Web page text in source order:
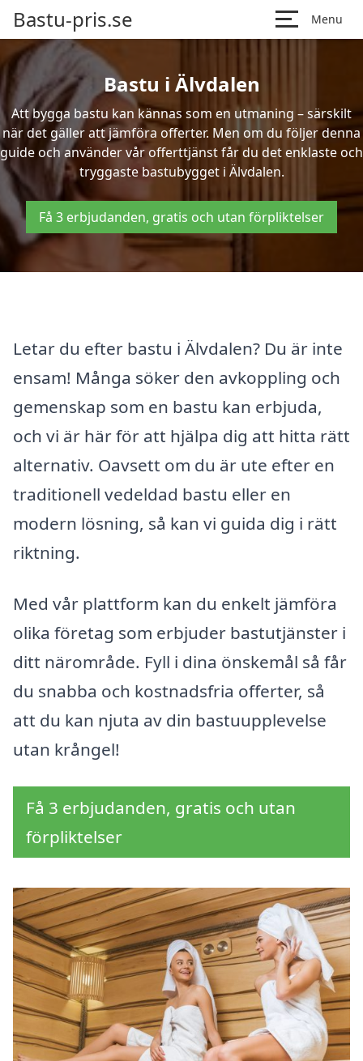
Bastu-pris.se Menu
Bastu i Älvdalen
Att bygga bastu kan kännas som en utmaning – särskilt
när det gäller att jämföra offerter. Men om du följer denna
guide och använder vår offerttjänst får du det enklaste och
tryggaste bastubygget i Älvdalen.
Få 3 erbjudanden, gratis och utan förpliktelser
Letar du efter bastu i Älvdalen? Du är inte
ensam! Många söker den avkoppling och
gemenskap som en bastu kan erbjuda,
och vi är här för att hjälpa dig att hitta rätt
alternativ. Oavsett om du är ute efter en
traditionell vedeldad bastu eller en
modern lösning, så kan vi guida dig i rätt
riktning.
Med vår plattform kan du enkelt jämföra
olika företag som erbjuder bastutjänster i
ditt närområde. Fyll i dina önskemål så får
du snabba och kostnadsfria offerter, så
att du kan njuta av din bastuupplevelse
utan krångel!
Få 3 erbjudanden, gratis och utan
förpliktelser